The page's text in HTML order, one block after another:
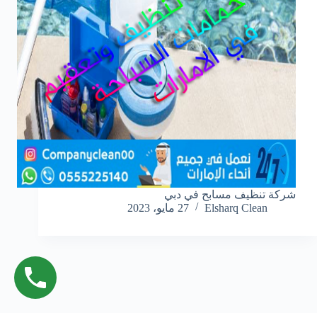
شركة تنظيف مسابح في دبي
Elsharq Clean
27 مايو، 2023